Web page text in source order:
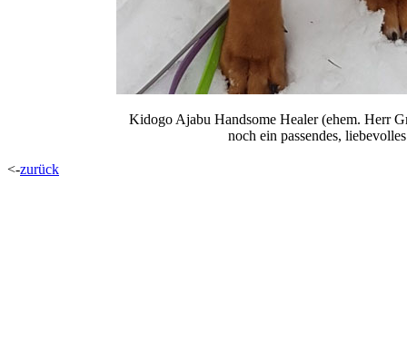
Kidogo Ajabu Handsome Healer (ehem. Herr
noch ein passendes,
<-zurück